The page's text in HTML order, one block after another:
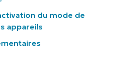
du mode de
appareils